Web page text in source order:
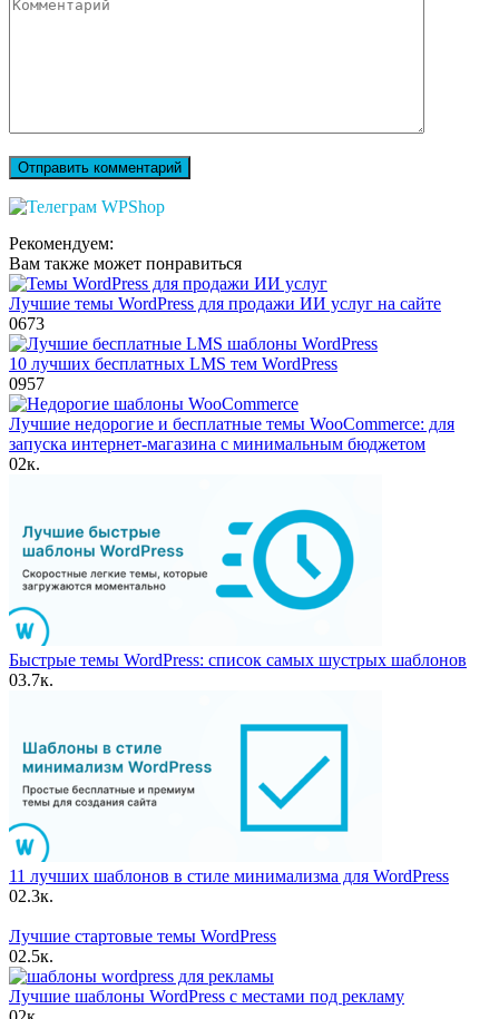
Рекомендуем:
Вам также может понравиться
Лучшие темы WordPress для продажи ИИ услуг на сайте
0673
10 лучших бесплатных LMS тем WordPress
0957
Лучшие недорогие и бесплатные темы WooCommerce: для
запуска интернет-магазина с минимальным бюджетом
02к.
Быстрые темы WordPress: список самых шустрых шаблонов
03.7к.
11 лучших шаблонов в стиле минимализма для WordPress
02.3к.
Лучшие стартовые темы WordPress
02.5к.
Лучшие шаблоны WordPress с местами под рекламу